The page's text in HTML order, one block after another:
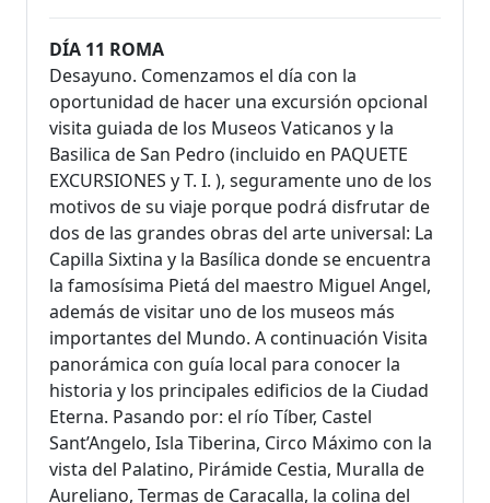
DÍA 11 ROMA
Desayuno. Comenzamos el día con la
oportunidad de hacer una excursión opcional
visita guiada de los Museos Vaticanos y la
Basilica de San Pedro (incluido en PAQUETE
EXCURSIONES y T. I. ), seguramente uno de los
motivos de su viaje porque podrá disfrutar de
dos de las grandes obras del arte universal: La
Capilla Sixtina y la Basílica donde se encuentra
la famosísima Pietá del maestro Miguel Angel,
además de visitar uno de los museos más
importantes del Mundo. A continuación Visita
panorámica con guía local para conocer la
historia y los principales edificios de la Ciudad
Eterna. Pasando por: el río Tíber, Castel
Sant’Angelo, Isla Tiberina, Circo Máximo con la
vista del Palatino, Pirámide Cestia, Muralla de
Aureliano, Termas de Caracalla, la colina del